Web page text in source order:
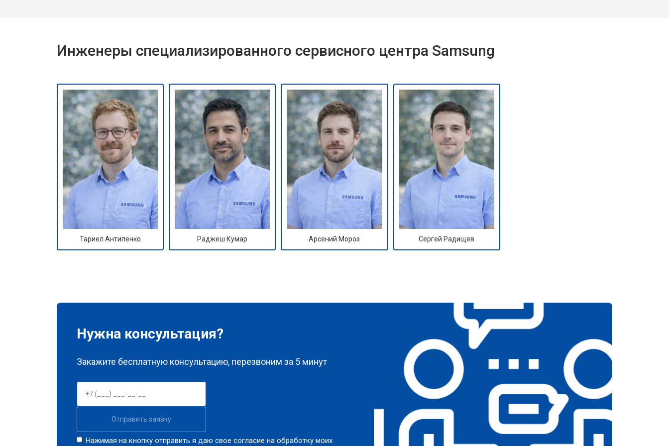
Инженеры специализированного сервисного центра Samsung
Тариел Антипенко Раджеш Кумар Арсений Мороз Сергей Радищев
Нужна консультация?
Закажите бесплатную консультацию, перезвоним за 5 минут
Отправить заявку
Нажимая на кнопку отправить я даю свое согласие на обработку моих